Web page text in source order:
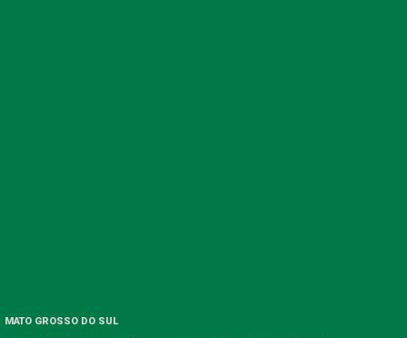
MATO GROSSO DO SUL